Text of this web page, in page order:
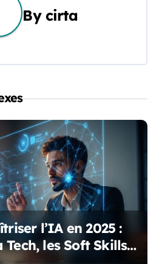
By cirta
l’IA en 2025 :
Tech, les Soft Skills